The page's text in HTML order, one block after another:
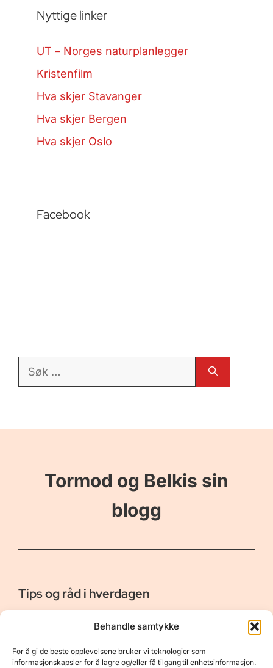
Behandle samtykke
For å gi de beste opplevelsene bruker vi teknologier som
informasjonskapsler for å lagre og/eller få tilgang til enhetsinformasjon.
Nyttige linker
UT – Norges naturplanlegger
Kristenfilm
Hva skjer Stavanger
Hva skjer Bergen
Hva skjer Oslo
Facebook
Søk
Tormod og Belkis sin
blogg
Tips og råd i hverdagen
Er vår bloggside hvor vi ønsker å dele våre opplevelser og
gi deg råd og tips innen reiser, hotell - og restauranter,
naturopplevelser, personlig pleie, data, film og bøker m.m.
Nyttige Linker Resurser